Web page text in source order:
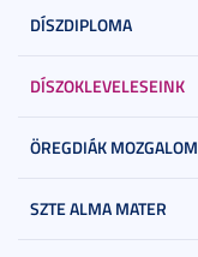
DÍSZDIPLOMA
DÍSZOKLEVELESEINK
ÖREGDIÁK MOZGALOM
SZTE ALMA MATER